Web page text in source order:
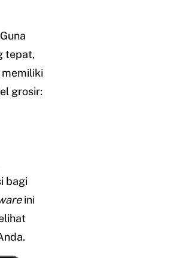
tepat,
grosir:
bagi
ini